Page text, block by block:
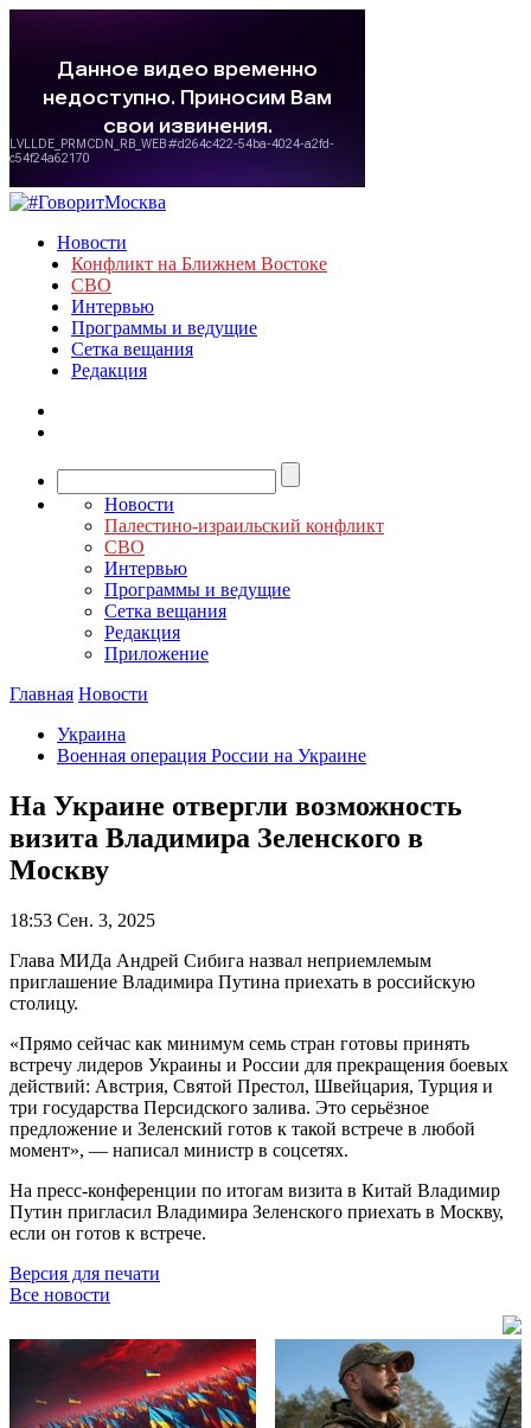
Новости
Конфликт на Ближнем Востоке
СВО
Интервью
Программы и ведущие
Сетка вещания
Редакция
Новости
Палестино-израильский конфликт
СВО
Интервью
Программы и ведущие
Сетка вещания
Редакция
Приложение
Главная Новости
Украина
Военная операция России на Украине
На Украине отвергли возможность
визита Владимира Зеленского в
Москву
18:53 Сен. 3, 2025
Глава МИДа Андрей Сибига назвал неприемлемым
приглашение Владимира Путина приехать в российскую
столицу.
«Прямо сейчас как минимум семь стран готовы принять
встречу лидеров Украины и России для прекращения боевых
действий: Австрия, Святой Престол, Швейцария, Турция и
три государства Персидского залива. Это серьёзное
предложение и Зеленский готов к такой встрече в любой
момент», — написал министр в соцсетях.
На пресс-конференции по итогам визита в Китай Владимир
Путин пригласил Владимира Зеленского приехать в Москву,
если он готов к встрече.
Версия для печати
Все новости